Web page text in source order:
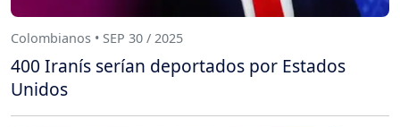
Colombianos • SEP 30 / 2025
400 Iranís serían deportados por Estados
Unidos